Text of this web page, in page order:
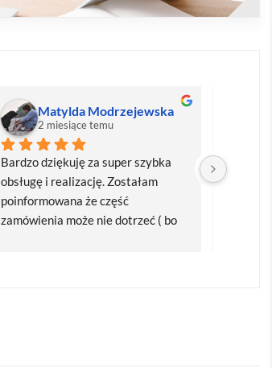
Matylda Modrzejewska
2 miesiące temu
Bardzo dziękuję za super szybka
obsługę i realizację. Zostałam
poinformowana że część
zamówienia może nie dotrzeć ( bo
Bardzo